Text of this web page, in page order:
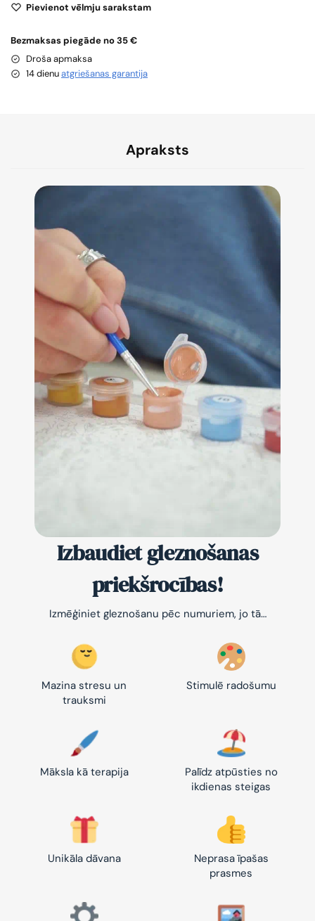
Pievienot vēlmju sarakstam
Bezmaksas piegāde no 35 €
Droša apmaksa
14 dienuatgriešanas garantija
Apraksts
Izbaudiet gleznošanas
priekšrocības!
Izmēģiniet gleznošanu pēc numuriem, jo tā…
Mazina stresu un
trauksmi
Stimulē radošumu
Māksla kā terapija
Palīdz atpūsties no
ikdienas steigas
Unikāla dāvana
Neprasa īpašas
prasmes